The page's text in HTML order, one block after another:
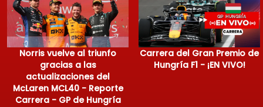
Norris vuelve al triunfo
gracias a las
actualizaciones del
McLaren MCL40 - Reporte
Carrera - GP de Hungría
Carrera del Gran Premio de
Hungría F1 - ¡EN VIVO!